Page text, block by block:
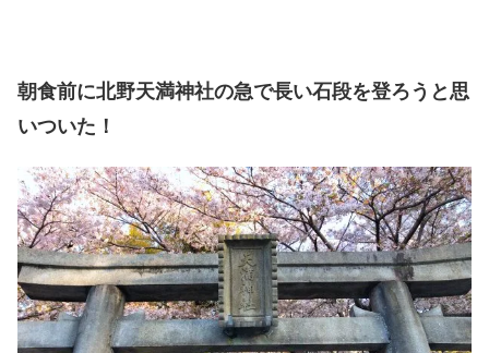
朝食前に北野天満神社の急で長い石段を登ろうと思
いついた！